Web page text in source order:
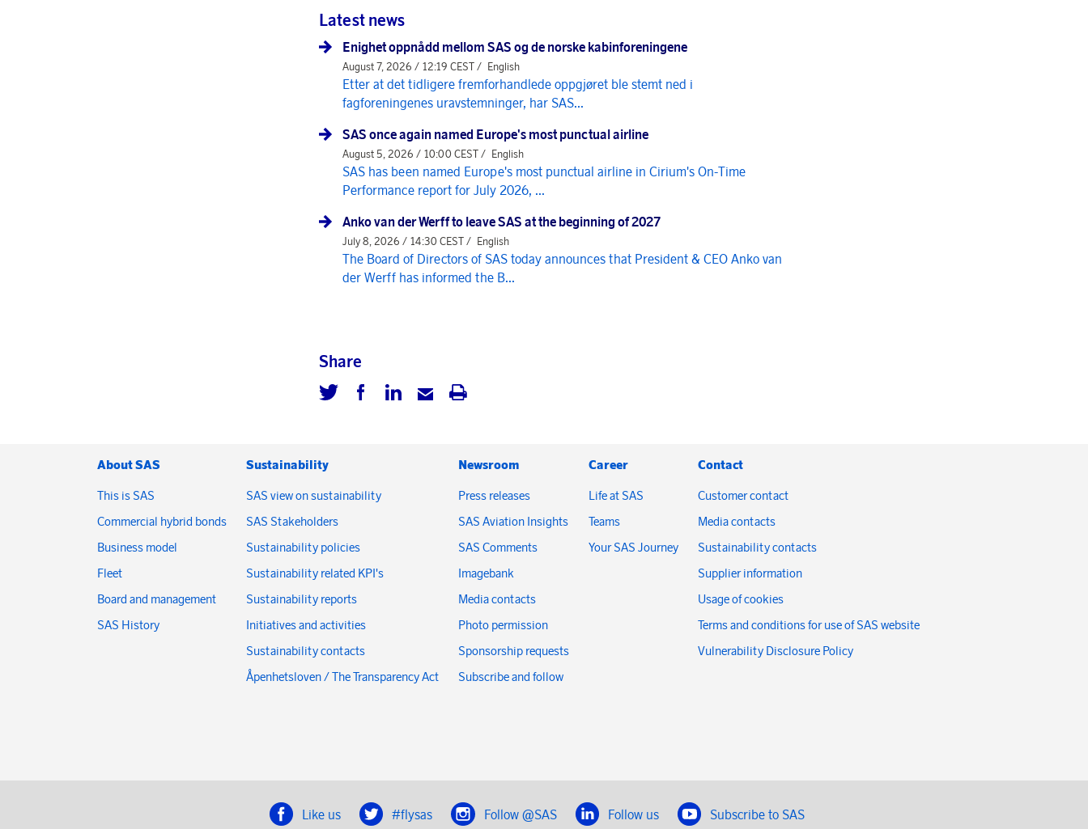
Latest news
Enighet oppnådd mellom SAS og de norske kabinforeningene
August 7, 2026 / 12:19 CEST / English
Etter at det tidligere fremforhandlede oppgjøret ble stemt ned i
fagforeningenes uravstemninger, har SAS...
SAS once again named Europe's most punctual airline
August 5, 2026 / 10:00 CEST / English
SAS has been named Europe's most punctual airline in Cirium's On-Time
Performance report for July 2026, ...
Anko van der Werff to leave SAS at the beginning of 2027
July 8, 2026 / 14:30 CEST / English
The Board of Directors of SAS today announces that President & CEO Anko van
der Werff has informed the B...
Share
About SAS
This is SAS
Commercial hybrid bonds
Business model
Fleet
Board and management
SAS History
Sustainability
SAS view on sustainability
SAS Stakeholders
Sustainability policies
Sustainability related KPI's
Sustainability reports
Initiatives and activities
Sustainability contacts
Åpenhetsloven / The Transparency Act
Newsroom
Press releases
SAS Aviation Insights
SAS Comments
Imagebank
Media contacts
Photo permission
Sponsorship requests
Subscribe and follow
Career
Life at SAS
Teams
Your SAS Journey
Contact
Customer contact
Media contacts
Sustainability contacts
Supplier information
Usage of cookies
Terms and conditions for use of SAS website
Vulnerability Disclosure Policy
Like us #flysas Follow @SAS Follow us Subscribe to SAS